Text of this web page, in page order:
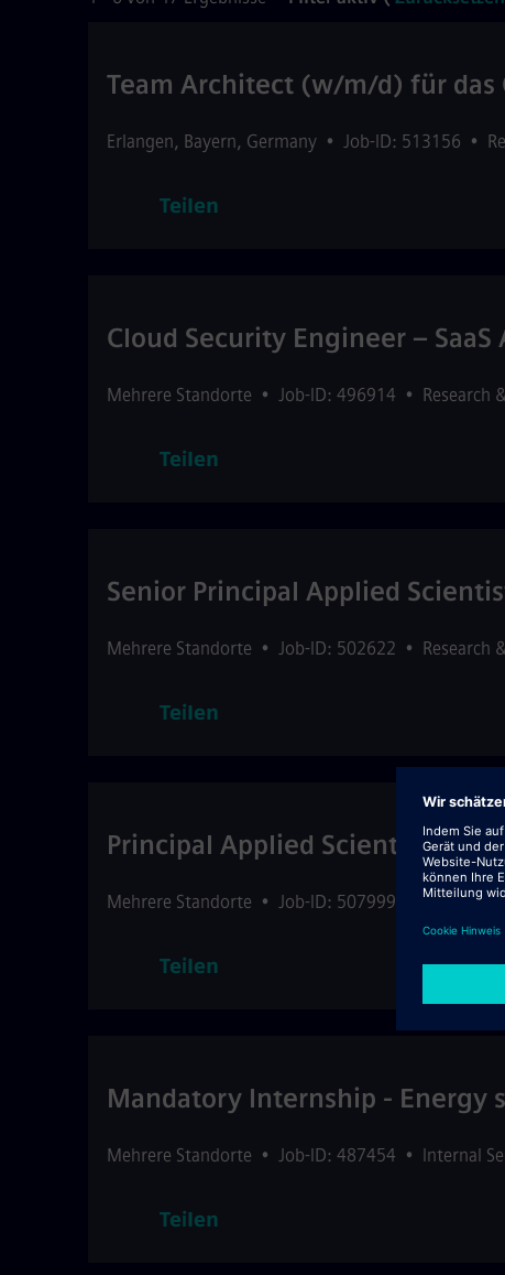
Team Architect (w/m/d) für das
Erlangen, Bayern, Germany • Job-ID: 513156 •
Teilen
Cloud Security Engineer –
Mehrere Standorte • Job-ID: 496914 • Research
Teilen
Senior Principal Applied
Mehrere Standorte • Job-ID: 502622 • Research
Teilen
Principal Applied Scientist
Mehrere Standorte • Job-ID: 507999 Research
Teilen
Mandatory Internship - Energy
Mehrere Standorte • Job-ID: 487454 • Internal
Teilen